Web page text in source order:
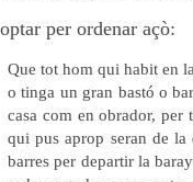
per ordenar açò:
Que tot hom qui habit en
o tinga un gran bastó o
casa com en obrador, per
qui pus aprop seran de
barres per departir la